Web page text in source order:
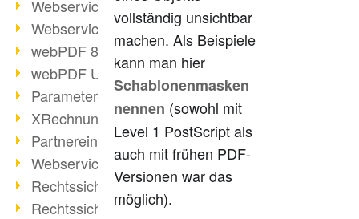
Webservice Toolbox (3)
Webservice PDF/A
webPDF 8 Neuerungen (Teil 2)
webPDF Update 8.0.0.2058
Parameter-Umstellung
XRechnung bei deutschen Behörden
Partnereinsatz unserer Software
Webservice Beispiel: XMP-Metadaten
Rechtssichere Mail-Archivierung (2)
Rechtssichere Mail-Archivierung (1)
vollständig unsichtbar
machen. Als Beispiele
kann man hier
Schablonenmasken
nennen (sowohl mit
Level 1 PostScript als
auch mit frühen PDF-
Versionen war das
möglich).